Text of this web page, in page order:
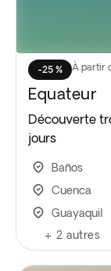
-25 % À partir
Equateur
Découverte
jours
Baños
Cuenca
Guayaquil
+ 2 autres